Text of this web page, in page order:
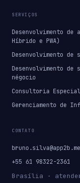
SERVIÇOS
Desenvolvimento
Híbrido e PWA)
Desenvolvimento
Desenvolvimento de
négocio
Consultoria
Gerenciamento de
CONTATO
bruno.silva@app2b.me
+55 61 98322-2361
Brasília ·